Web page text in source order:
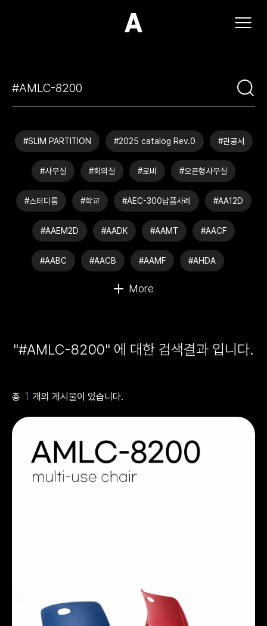
(주)아모스아인스가구
#SLIM PARTITION #2025 catalog Rev.0 #관공서
#사무실 #회의실 #로비 #오픈형사무실
#스터디룸 #학교 #AEC-300납품사례 #AA12D
#AAEM2D #AADK #AAMT #AACF
#AABC #AACB #AAMF #AHDA
"#AMLC-8200" 에 대한 검색결과 입니다.
총 1 개의 게시물이 있습니다.